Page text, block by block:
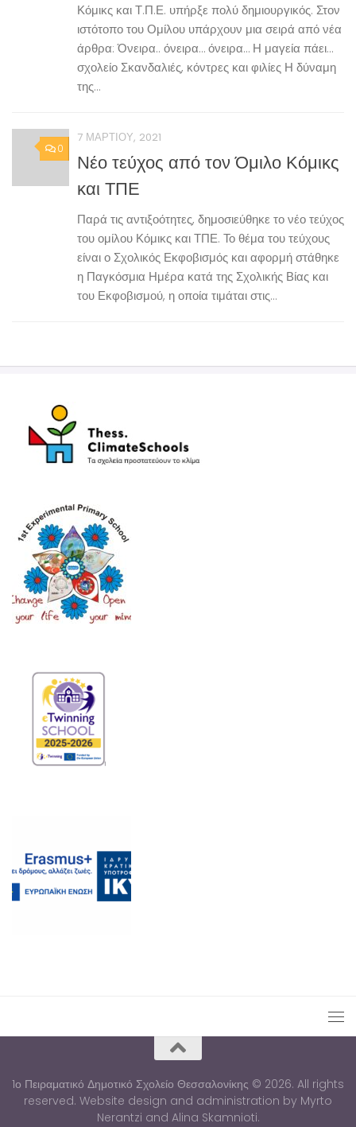
Κόμικς και Τ.Π.Ε. υπήρξε πολύ δημιουργικός. Στον
ιστότοπο του Ομίλου υπάρχουν μια σειρά από νέα
άρθρα: Όνειρα.. όνειρα… όνειρα… Η μαγεία πάει…
σχολείο Σκανδαλιές, κόντρες και φιλίες Η δύναμη
της...
0
7 ΜΑΡΤΊΟΥ, 2021
Νέο τεύχος από τον Όμιλο Κόμικς
και ΤΠΕ
Παρά τις αντιξοότητες, δημοσιεύθηκε το νέο τεύχος
του ομίλου Κόμικς και ΤΠΕ. Το θέμα του τεύχους
είναι ο Σχολικός Εκφοβισμός και αφορμή στάθηκε
η Παγκόσμια Ημέρα κατά της Σχολικής Βίας και
του Εκφοβισμού, η οποία τιμάται στις...
1ο Πειραματικό Δημοτικό Σχολείο Θεσσαλονίκης © 2026. All rights
reserved. Website design and administration by Myrto
Nerantzi and Alina Skamnioti.